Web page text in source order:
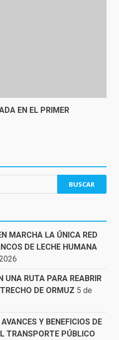
EN EL PRIMER
MARCHA LA ÚNICA RED
DE LECHE HUMANA
UNA RUTA PARA REABRIR
DE ORMUZ 5 de
Y BENEFICIOS DE
TRANSPORTE PÚBLICO